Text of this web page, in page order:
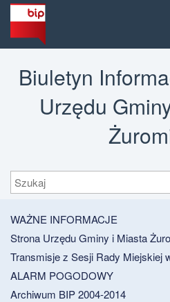
Biuletyn
Urzędu
Szukaj
WAŻNE INFORMACJE
Strona Urzędu Gminy i Miasta
Transmisje z Sesji Rady Miejskiej
ALARM POGODOWY
Archiwum BIP 2004-2014